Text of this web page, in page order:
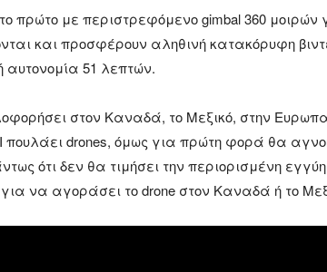
πρώτο με περιστρεφόμενο gimbal 360 μοιρών
και προσφέρουν αληθινή κατακόρυφη
αυτονομία 51 λεπτών.
στον Καναδά, το Μεξικό, στην
drones, όμως για πρώτη φορά θα
ότι δεν θα τιμήσει την περιορισμένη
να αγοράσει το drone στον Καναδά ή το